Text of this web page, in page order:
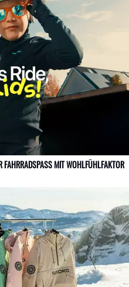
MIT WOHLFÜHLFAKTOR